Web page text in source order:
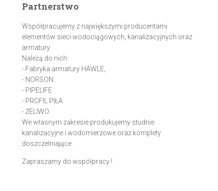
Partnerstwo
Współpracujemy z największymi producentami
elementów sieci wodociągowych, kanalizacyjnych oraz
armatury.
Należą do nich:
- Fabryka armatury HAWLE,
- NORSON
- PIPELIFE
- PROFIL PIŁA
- ŻELIWO
We własnym zakresie produkujemy studnie
kanalizacyjne i wodomierzowe oraz komplety
doszczelniające.
Zapraszamy do współpracy !